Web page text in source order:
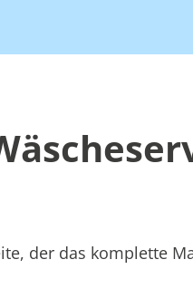
der das komplette